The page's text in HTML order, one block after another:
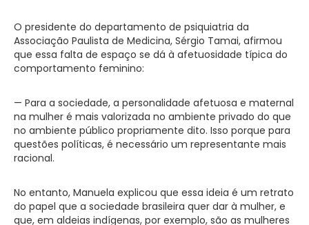
O presidente do departamento de psiquiatria da
Associação Paulista de Medicina, Sérgio Tamai, afirmou
que essa falta de espaço se dá à afetuosidade típica do
comportamento feminino:
— Para a sociedade, a personalidade afetuosa e maternal
na mulher é mais valorizada no ambiente privado do que
no ambiente público propriamente dito. Isso porque para
questões políticas, é necessário um representante mais
racional.
No entanto, Manuela explicou que essa ideia é um retrato
do papel que a sociedade brasileira quer dar à mulher, e
que, em aldeias indígenas, por exemplo, são as mulheres